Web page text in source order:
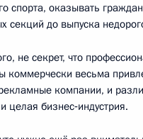
Президент принял
9 мая 2018 года, 15:10
спорта, оказывать
секций до выпуска
не секрет, что
коммерчески весьма
компании, и
целая бизнес‑индустрия.